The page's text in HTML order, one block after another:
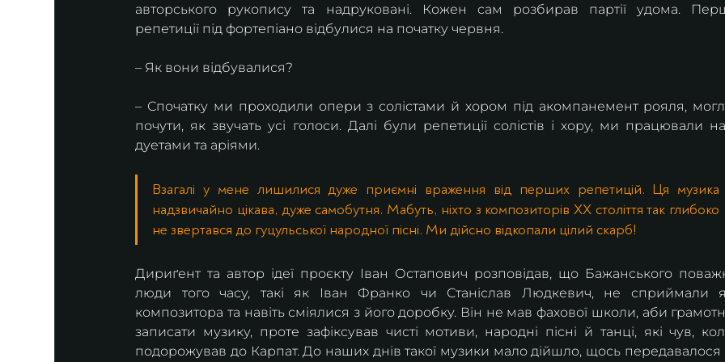
авторського рукопису та надруковані. Кожен сам розбирав партії удома.
репетиції під фортепіано відбулися на початку червня.
– Як вони відбувалися?
– Спочатку ми проходили опери з солістами й хором під акомпанемент рояля,
почути, як звучать усі голоси. Далі були репетиції солістів і хору, ми працювали
дуетами та аріями.
Взагалі у мене лишилися дуже приємні враження від перших репетицій. Ця музика
надзвичайно цікава, дуже самобутня. Мабуть, ніхто з композиторів ХХ століття так глибоко
не звертався до гуцульської народної пісні. Ми дійсно відкопали цілий скарб!
Дириґент та автор ідеї проєкту Іван Остапович розповідав, що Бажанського
люди того часу, такі як Іван Франко чи Станіслав Людкевич, не сприймали
композитора та навіть сміялися з його доробку. Він не мав фахової школи, аби
записати музику, проте зафіксував чисті мотиви, народні пісні й танці, які чув,
подорожував до Карпат. До наших днів такої музики мало дійшло, щось передавалося